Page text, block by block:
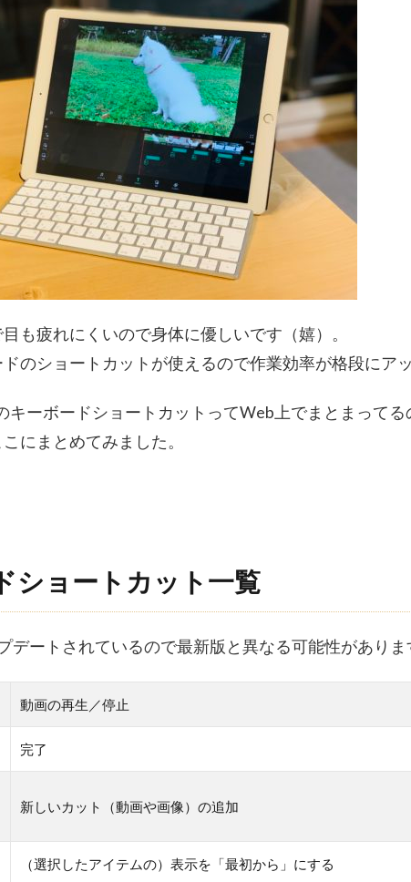
も疲れにくいので身体に優しいです（嬉）。
のショートカットが使えるので作業効率が格段にアッ
キーボードショートカットってWeb上でまとまってる
にまとめてみました。
ショートカット一覧
デートされているので最新版と異なる可能性がありま
動画の再生／停止
完了
新しいカット（動画や画像）の追加
（選択したアイテムの）表示を「最初から」にする